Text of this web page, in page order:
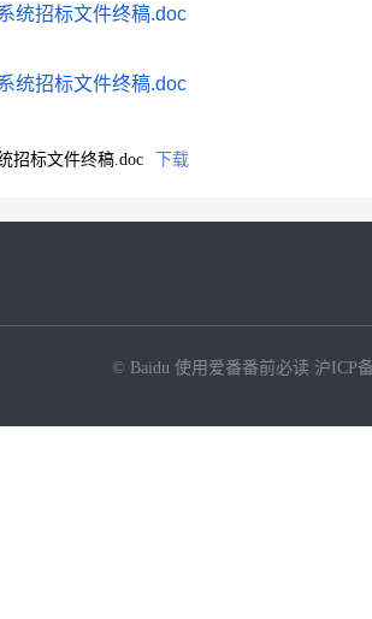
统招标文件终稿.doc
统招标文件终稿.doc
招标文件终稿.doc
下载
© Baidu 使用爱番番前必读 沪ICP